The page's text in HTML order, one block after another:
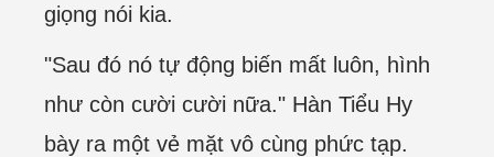
giọng nói kia.
"Sau đó nó tự động biến mất luôn, hình
như còn cười cười nữa." Hàn Tiểu Hy
bày ra một vẻ mặt vô cùng phức tạp.